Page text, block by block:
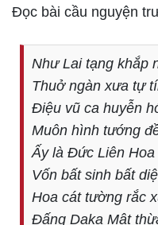
Đọc bài cầu nguyện
Như Lai tạng khắp
Thuở ngàn xưa tự
Điệu vũ ca huyễn
Muôn hình tướng
Ấy là Đức Liên Hoa
Vốn bất sinh bất
Hoa cát tường rắc
Đấng Daka Mật